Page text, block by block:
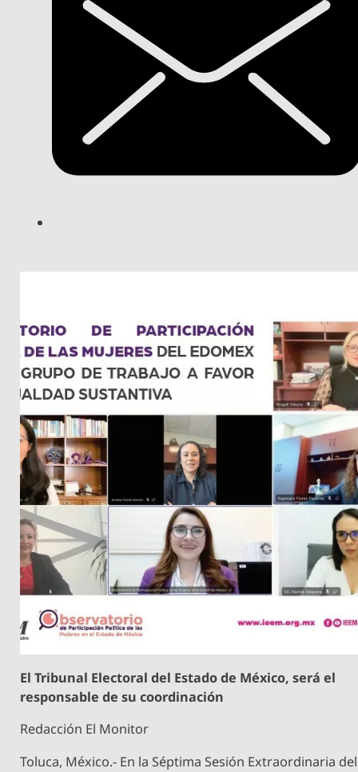
El Tribunal Electoral del Estado de México, será el
responsable de su coordinación
Redacción El Monitor
Toluca, México.- En la Séptima Sesión Extraordinaria del